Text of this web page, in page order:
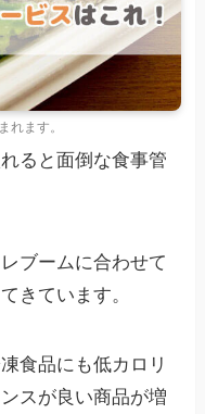
れます。
ると面倒な食事管
ブームに合わせて
きています。
食品にも低カロリ
スが良い商品が増